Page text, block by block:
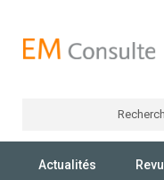
Actualités